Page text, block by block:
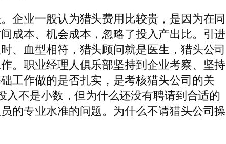
企业一般认为猎头费用比较贵，是因为在同
成本、机会成本，忽略了投入产出比。引进
、血型相符，猎头顾问就是医生，猎头公司
。职业经理人俱乐部坚持到企业考察、坚持
工作做的是否扎实，是考核猎头公司的关
入不是小数，但为什么还没有聘请到合适的
的专业水准的问题。为什么不请猎头公司操